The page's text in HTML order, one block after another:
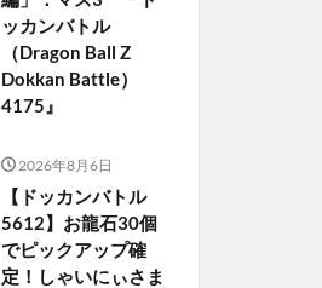
ッカンバトル
（Dragon Ball Z
Dokkan Battle）
4175』
2026年8月6日
【ドッカンバトル
5612】お龍石30個
でピックアップ確
定！しゃいにぃさま